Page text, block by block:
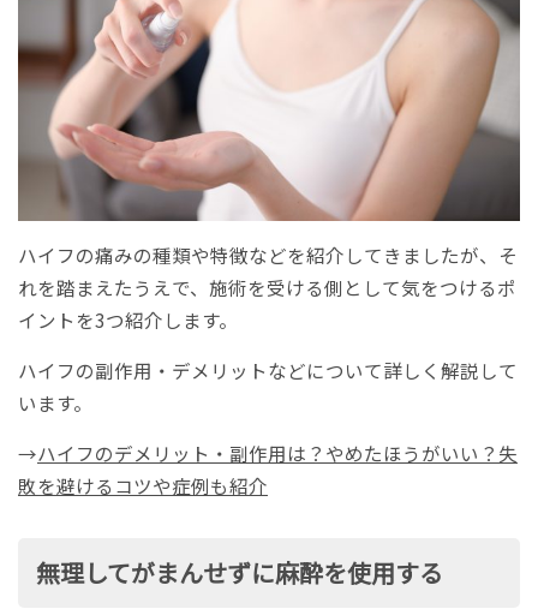
ハイフの痛みの種類や特徴などを紹介してきましたが、そ
れを踏まえたうえで、施術を受ける側として気をつけるポ
イントを3つ紹介します。
ハイフの副作用・デメリットなどについて詳しく解説して
います。
→ハイフのデメリット・副作用は？やめたほうがいい？失
敗を避けるコツや症例も紹介
無理してがまんせずに麻酔を使用する